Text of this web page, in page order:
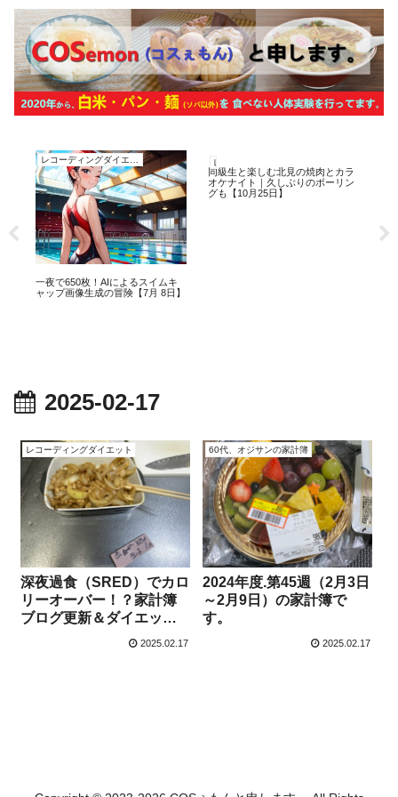
一夜で650枚！AIによるスイムキ
ャップ画像生成の冒険【7月 8日】
レコーディングダイエット
同級生と楽しむ北見の焼肉とカラ
オケナイト｜久しぶりのボーリン
グも【10月25日】
2025-02-17
レコーディングダイエット
深夜過食（SRED）でカロ
リーオーバー！？家計簿
ブログ更新＆ダイエット
管理の記録【2月17日】
2025.02.17
60代、オジサンの家計簿
2024年度.第45週（2月3日
～2月9日）の家計簿で
す。
2025.02.17